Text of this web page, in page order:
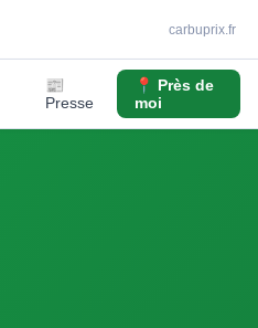
carbuprix.fr
📰
Presse
📍 Près de
moi